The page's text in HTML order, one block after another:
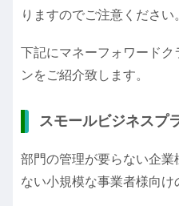
りますのでご注意ください
下記にマネーフォワード
ンをご紹介致します。
スモールビジネスプ
部門の管理が要らない企
ない小規模な事業者様向け